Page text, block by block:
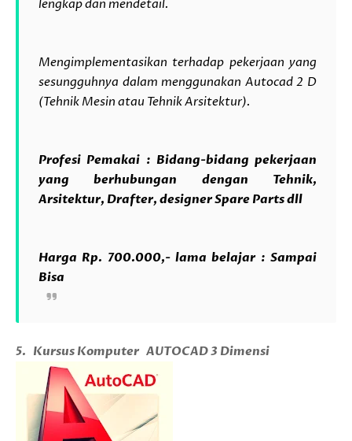
lengkap dan mendetail.
Mengimplementasikan terhadap pekerjaan yang
sesungguhnya dalam menggunakan Autocad 2 D
(Tehnik Mesin atau Tehnik Arsitektur).
Profesi Pemakai : Bidang-bidang pekerjaan
yang berhubungan dengan Tehnik,
Arsitektur, Drafter, designer Spare Parts dll
Harga Rp. 700.000,- lama belajar : Sampai
Bisa
5. Kursus Komputer AUTOCAD 3 Dimensi